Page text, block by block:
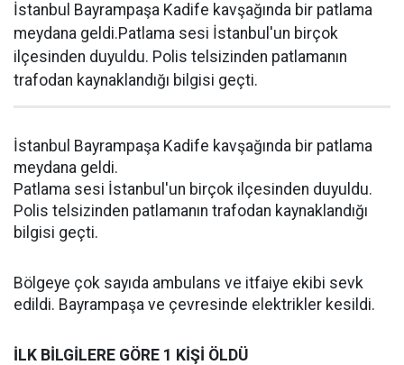
İstanbul Bayrampaşa Kadife kavşağında bir patlama
meydana geldi.Patlama sesi İstanbul'un birçok
ilçesinden duyuldu. Polis telsizinden patlamanın
trafodan kaynaklandığı bilgisi geçti.
İstanbul Bayrampaşa Kadife kavşağında bir patlama
meydana geldi.
Patlama sesi İstanbul'un birçok ilçesinden duyuldu.
Polis telsizinden patlamanın trafodan kaynaklandığı
bilgisi geçti.
Bölgeye çok sayıda ambulans ve itfaiye ekibi sevk
edildi. Bayrampaşa ve çevresinde elektrikler kesildi.
İLK BİLGİLERE GÖRE 1 KİŞİ ÖLDÜ